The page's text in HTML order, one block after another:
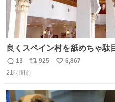
良くスペイン村を舐めちゃ
ちゃ行けないのはスペィン村
中庭抜けるだけでこの有様🤩
ニャは益々素晴らしい場所に
返
信
13
リ
ポ
ト
925
い
数
6,867
21時間前